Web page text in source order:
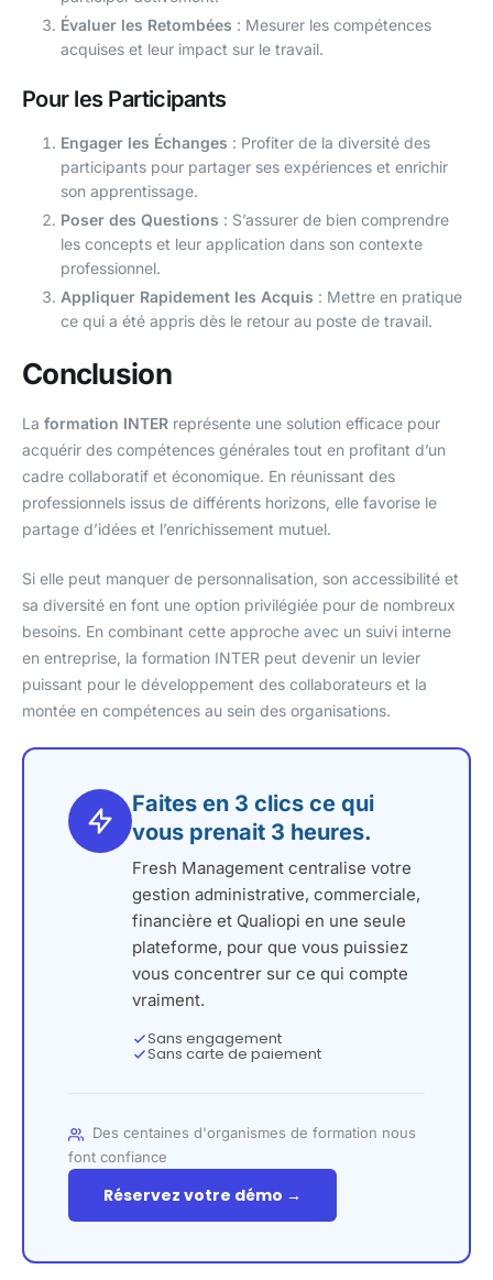
Évaluer les Retombées : Mesurer les compétences
acquises et leur impact sur le travail.
Pour les Participants
Engager les Échanges : Profiter de la diversité des
participants pour partager ses expériences et enrichir
son apprentissage.
Poser des Questions : S’assurer de bien comprendre
les concepts et leur application dans son contexte
professionnel.
Appliquer Rapidement les Acquis : Mettre en pratique
ce qui a été appris dès le retour au poste de travail.
Conclusion
La formation INTER représente une solution efficace pour
acquérir des compétences générales tout en profitant d’un
cadre collaboratif et économique. En réunissant des
professionnels issus de différents horizons, elle favorise le
partage d’idées et l’enrichissement mutuel.
Si elle peut manquer de personnalisation, son accessibilité et
sa diversité en font une option privilégiée pour de nombreux
besoins. En combinant cette approche avec un suivi interne
en entreprise, la formation INTER peut devenir un levier
puissant pour le développement des collaborateurs et la
montée en compétences au sein des organisations.
Faites en 3 clics ce qui
vous prenait 3 heures.
Fresh Management centralise votre
gestion administrative, commerciale,
financière et Qualiopi en une seule
plateforme, pour que vous puissiez
vous concentrer sur ce qui compte
vraiment.
Sans engagement
Sans carte de paiement
Des centaines d'organismes de formation nous
font confiance
Réservez votre démo →